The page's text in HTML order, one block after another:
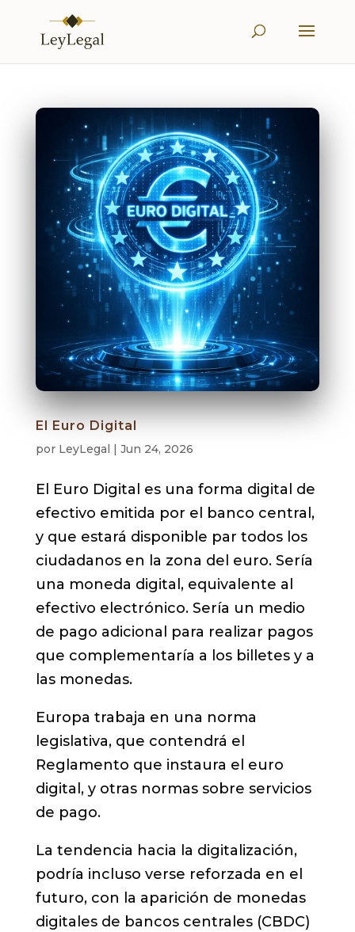
El Euro Digital
por LeyLegal Jun 24, 2026
El Euro Digital es una forma digital de
efectivo emitida por el banco central,
y que estará disponible par todos los
ciudadanos en la zona del euro. Sería
una moneda digital, equivalente al
efectivo electrónico. Sería un medio
de pago adicional para realizar pagos
que complementaría a los billetes y a
las monedas.
Europa trabaja en una norma
legislativa, que contendrá el
Reglamento que instaura el euro
digital, y otras normas sobre servicios
de pago.
La tendencia hacia la digitalización,
podría incluso verse reforzada en el
futuro, con la aparición de monedas
digitales de bancos centrales (CBDC)